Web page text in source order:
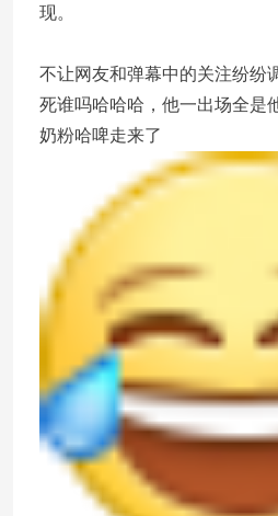
现。
不让网友和弹幕中的关注纷纷
死谁吗哈哈哈，他一出场全是
奶粉哈啤走来了